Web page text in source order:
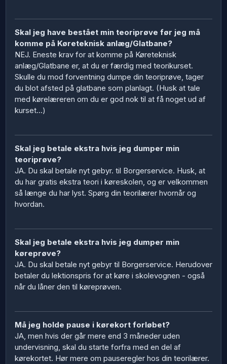
Skal jeg have bestået min teoriprøve før jeg må
komme på Køreteknisk anlæg/Glatbane?
NEJ. Eneste krav for at komme på Køreteknisk
anlæg/Glatbane er, at du er færdig med teorikurset.
Skulle du mod forventning dumpe din teoriprøve, tager
du blot afsted på glatbane som planlagt. (Husk at tale
med kørelæreren om du er god nok til at få noget ud af
kurset...)
Skal jeg betale ekstra hvis jeg dumper min
teoriprøve?
JA. Du skal betale nyt gebyr. til Borgerservice. Husk, at
du har gratis ekstra teori i køreskolen, og er velkommen
så længe du har lyst. Spørg din teorilærer hvornår og
hvordan.
Skal jeg betale ekstra hvis jeg dumper min
køreprøve?
JA. Du skal betale nyt gebyr til Borgerservice. Herudover
betaler du lektionspris for at køre i skolevognen - også
når du låner den til køreprøven.
Må jeg holde pause i kørekort forløbet?
JA, men hvis der går mere end 3 måneder uden
undervisning, skal du starte forfra med en del af
kørekortet. Hør mere om pauseregler hos din teorilærer.